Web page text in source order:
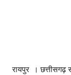
रायपुर । छत्तीसगढ़